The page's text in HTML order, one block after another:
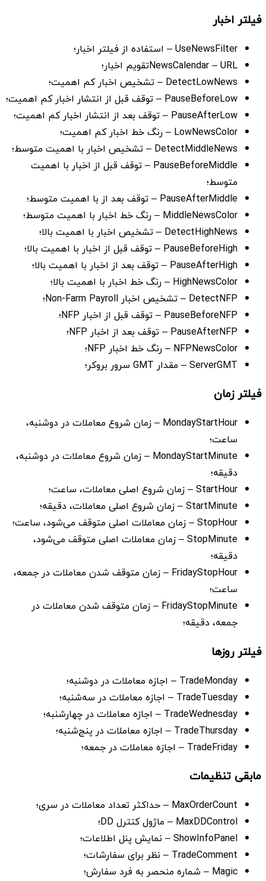
فیلتر اخبار
UseNewsFilter – استفاده از فیلتر اخبار؛
NewsCalendar – URLتقویم اخبار؛
DetectLowNews – تشخیص اخبار کم اهمیت؛
PauseBeforeLow – توقف قبل از انتشار اخبار کم اهمیت؛
PauseAfterLow – توقف بعد از انتشار اخبار کم اهمیت؛
LowNewsColor – رنگ خط اخبار کم اهمیت؛
DetectMiddleNews – تشخیص اخبار با اهمیت متوسط؛
PauseBeforeMiddle – توقف قبل از اخبار با اهمیت
متوسط؛
PauseAfterMiddle – توقف بعد از با اهمیت متوسط؛
MiddleNewsColor – رنگ خط اخبار با اهمیت متوسط؛
DetectHighNews – تشخیص اخبار با اهمیت بالا؛
PauseBeforeHigh – توقف قبل از اخبار با اهمیت بالا؛
PauseAfterHigh – توقف بعد از اخبار با اهمیت بالا؛
HighNewsColor – رنگ خط اخبار با اهمیت بالا؛
DetectNFP – تشخیص اخبار Non-Farm Payroll؛
PauseBeforeNFP – توقف قبل از اخبار NFP؛
PauseAfterNFP – توقف بعد از اخبار NFP؛
NFPNewsColor – رنگ خط اخبار NFP؛
ServerGMT – مقدار GMT سرور بروکر؛
فیلتر زمان
MondayStartHour – زمان شروع معاملات در دوشنبه،
ساعت؛
MondayStartMinute – زمان شروع معاملات در دوشنبه،
دقیقه؛
StartHour – زمان شروع اصلی معاملات، ساعت؛
StartMinute – زمان شروع اصلی معاملات، دقیقه؛
StopHour – زمان معاملات اصلی متوقف می‌شود، ساعت؛
StopMinute – زمان معاملات اصلی متوقف می‌شود،
دقیقه؛
FridayStopHour – زمان متوقف شدن معاملات در جمعه،
ساعت؛
FridayStopMinute – زمان متوقف شدن معاملات در
جمعه، دقیقه؛
فیلتر روزها
TradeMonday – اجازه معاملات در دوشنبه؛
TradeTuesday – اجازه معاملات در سه‌شنبه؛
TradeWednesday – اجازه معاملات در چهارشنبه؛
TradeThursday – اجازه معاملات در پنج‌شنبه؛
TradeFriday – اجازه معاملات در جمعه؛
مابقی تنظیمات
MaxOrderCount – حداکثر تعداد معاملات در سری؛
MaxDDControl – ماژول کنترل DD؛
ShowInfoPanel – نمایش پنل اطلاعات؛
TradeComment – نظر برای سفارشات؛
Magic – شماره منحصر به فرد سفارش؛